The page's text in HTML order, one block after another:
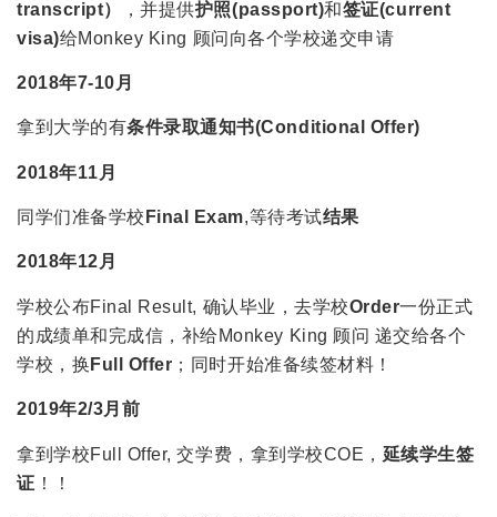
transcript）
，并提供护照(passport)和签证(current
visa)给Monkey King 顾问向各个学校递交申请
2018年7-10月
拿到大学的有条件录取通知书(Conditional Offer)
2018年11月
同学们准备学校 Final Exam,等待考试结果
2018年12月
学校公布Final Result, 确认毕业，去学校Order一份正式
的成绩单和完成信，补给Monkey King 顾问 递交给各个
学校，换 Full Offer ；同时开始准备续签材料！
2019年2/3月前
拿到学校Full Offer, 交学费，拿到学校COE， 延续学生签
证 ！！